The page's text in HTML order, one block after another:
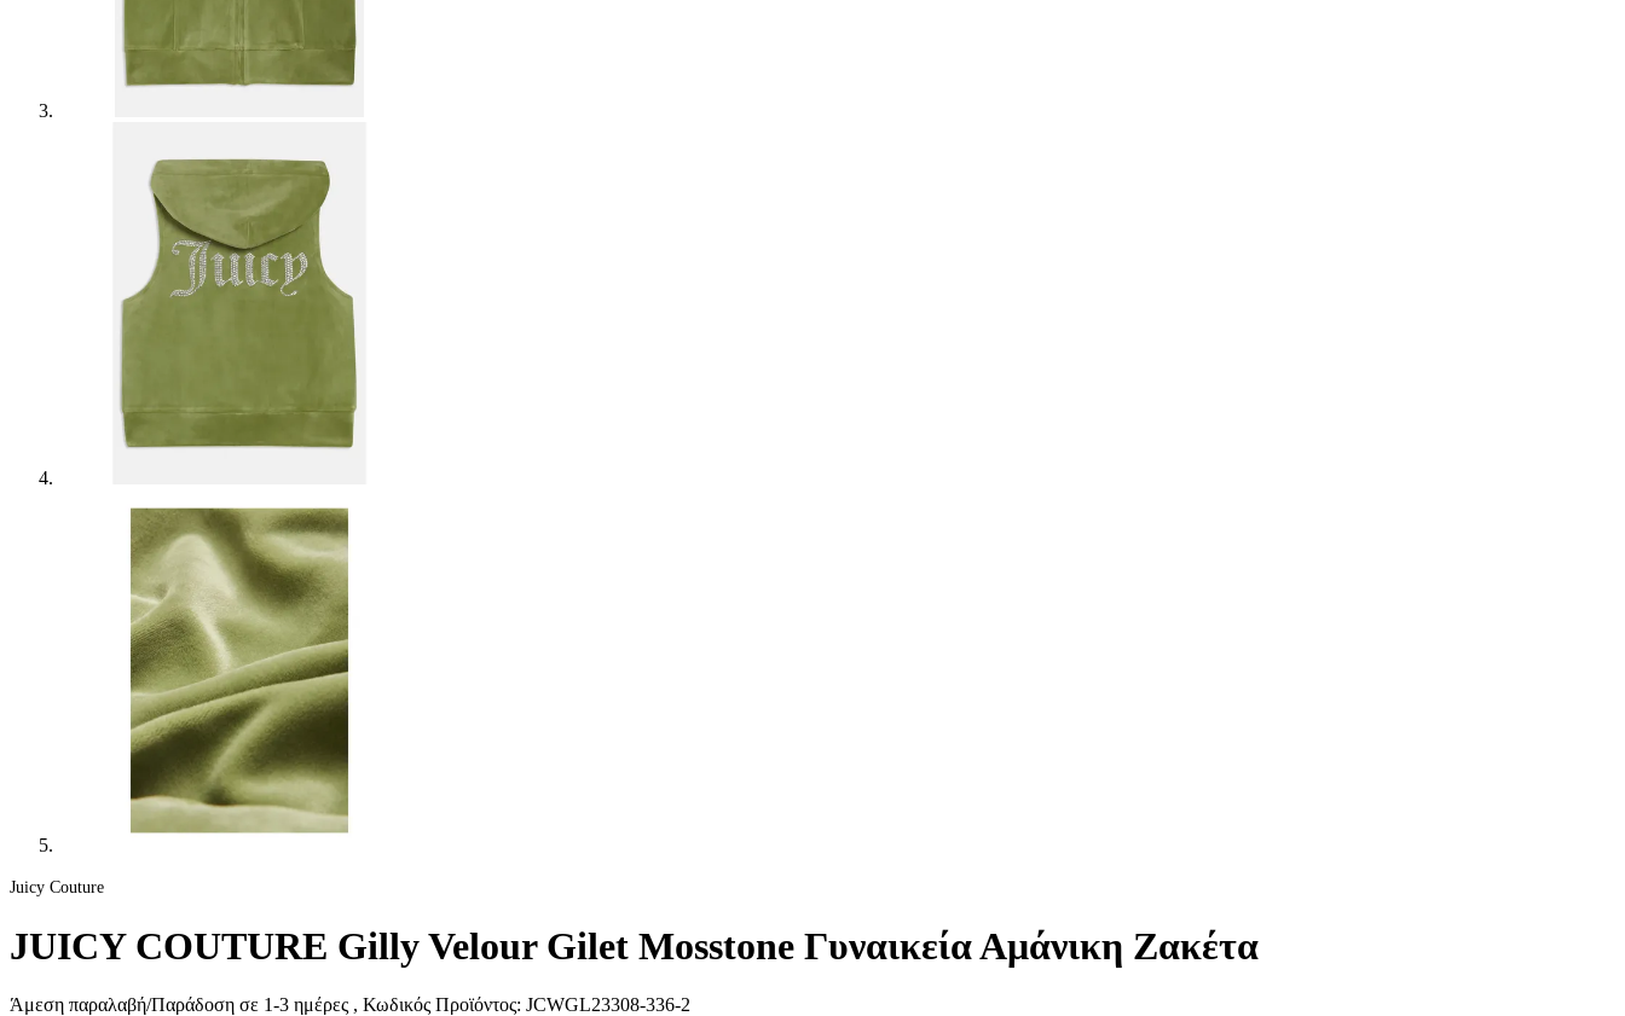
Juicy Couture
JUICY COUTURE Gilly Velour Gilet Mosstone Γυναικεία Αμάνικη Ζακέτα
Άμεση παραλαβή/Παράδοση σε 1-3 ημέρες , Κωδικός Προϊόντος: JCWGL23308-336-2